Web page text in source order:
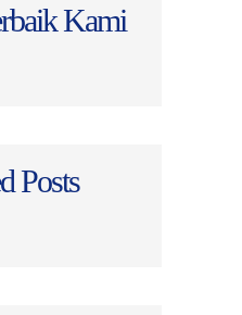
Kami
Posts